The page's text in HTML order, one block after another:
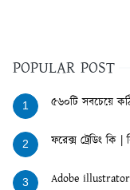
POPULAR POST
1 ৫৬০টি সবচেয়ে
2 ফরেক্স ট্রেডিং কি
3 Adobe illustrator